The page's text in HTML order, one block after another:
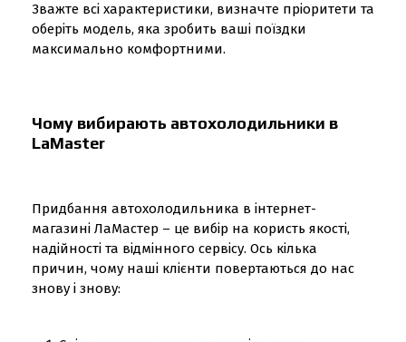
Зважте всі характеристики, визначте пріоритети та
оберіть модель, яка зробить ваші поїздки
максимально комфортними.
Чому вибирають автохолодильники в
LaMaster
Придбання автохолодильника в інтернет-
магазині ЛаМастер – це вибір на користь якості,
надійності та відмінного сервісу. Ось кілька
причин, чому наші клієнти повертаються до нас
знову і знову: